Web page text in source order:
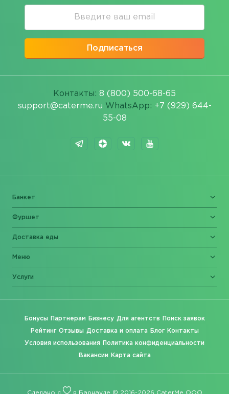
Подписаться
Контакты: 8 (800) 500-68-65
support@caterme.ru WhatsApp: +7 (929) 644-
55-08
Банкет
Фуршет
Доставка еды
Меню
Услуги
Бонусы Партнерам Бизнесу Для агентств Поиск заявок
Рейтинг Отзывы Доставка и оплата Блог Контакты
Условия использования Политика конфиденциальности
Вакансии Карта сайта
Сделано с в Барнауле © 2016-2026 CaterMe ООО